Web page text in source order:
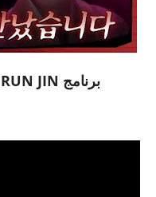
برنامج RUN JIN حلقة 11 مترجمة للعربية